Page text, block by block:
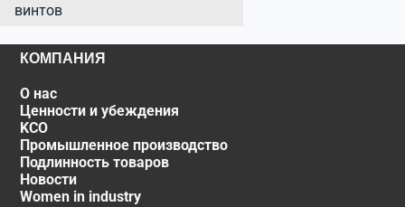
винтов
КОМПАНИЯ
О нас
Ценности и убеждения
KCO
Промышленное производство
Подлинность товаров
Новости
Women in industry